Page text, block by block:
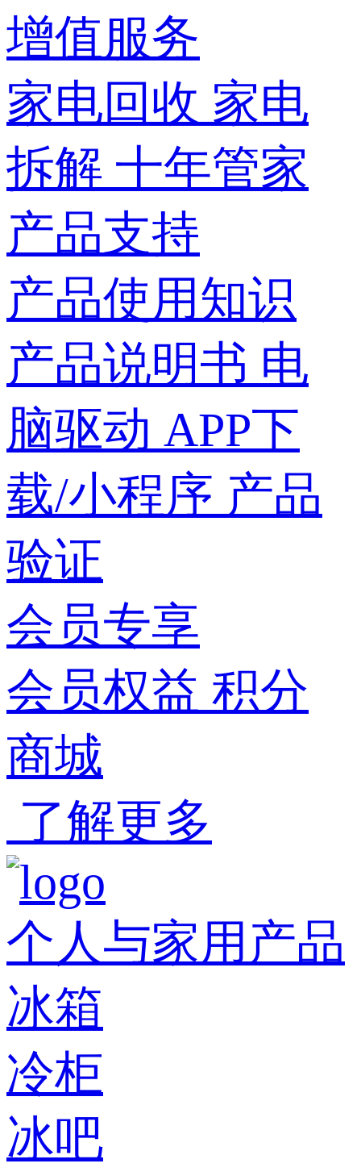
增值服务
家电回收 家电
拆解 十年管家
产品支持
产品使用知识
产品说明书 电
脑驱动 APP下
载/小程序 产品
验证
会员专享
会员权益 积分
商城
了解更多
个人与家用产品
冰箱
冷柜
冰吧